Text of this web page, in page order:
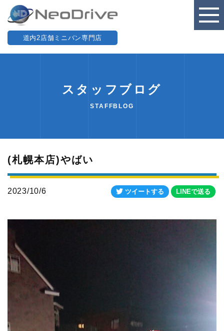
道内2店舗ミニバン専門店
スタッフブログ
STAFFBLOG
(札幌本店)やばい
2023/10/6 ツイートする LINEで送る